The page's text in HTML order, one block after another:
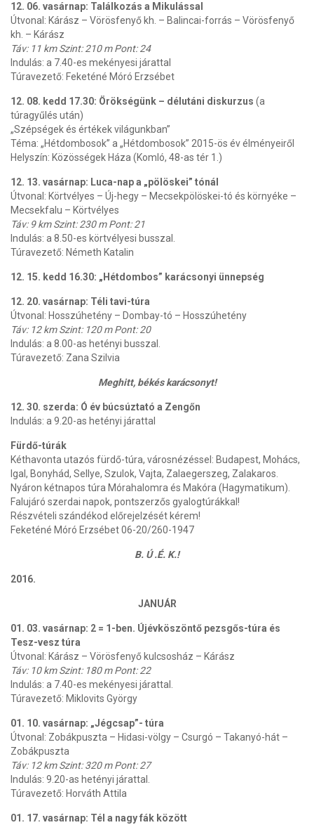
12. 06. vasárnap: Találkozás a Mikulással
Útvonal: Kárász – Vörösfenyő kh. – Balincai-forrás – Vörösfenyő
kh. – Kárász
Táv: 11 km Szint: 210 m Pont: 24
Indulás: a 7.40-es mekényesi járattal
Túravezető: Feketéné Móró Erzsébet
12. 08. kedd 17.30: Örökségünk – délutáni diskurzus (a
túragyűlés után)
„Szépségek és értékek világunkban”
Téma: „Hétdombosok” a „Hétdombosok” 2015-ös év élményeiről
Helyszín: Közösségek Háza (Komló, 48-as tér 1.)
12. 13. vasárnap: Luca-nap a „pölöskei” tónál
Útvonal: Körtvélyes – Új-hegy – Mecsekpölöskei-tó és környéke –
Mecsekfalu – Körtvélyes
Táv: 9 km Szint: 230 m Pont: 21
Indulás: a 8.50-es körtvélyesi busszal.
Túravezető: Németh Katalin
12. 15. kedd 16.30: „Hétdombos” karácsonyi ünnepség
12. 20. vasárnap: Téli tavi-túra
Útvonal: Hosszúhetény – Dombay-tó – Hosszúhetény
Táv: 12 km Szint: 120 m Pont: 20
Indulás: a 8.00-as hetényi busszal.
Túravezető: Zana Szilvia
Meghitt, békés karácsonyt!
12. 30. szerda: Ó év búcsúztató a Zengőn
Indulás: a 9.20-as hetényi járattal
Fürdő-túrák
Kéthavonta utazós fürdő-túra, városnézéssel: Budapest, Mohács,
Igal, Bonyhád, Sellye, Szulok, Vajta, Zalaegerszeg, Zalakaros.
Nyáron kétnapos túra Mórahalomra és Makóra (Hagymatikum).
Falujáró szerdai napok, pontszerzős gyalogtúrákkal!
Részvételi szándékod előrejelzését kérem!
Feketéné Móró Erzsébet 06-20/260-1947
B. Ú .É. K.!
2016.
JANUÁR
01. 03. vasárnap: 2 = 1-ben. Újévköszöntő pezsgős-túra és
Tesz-vesz túra
Útvonal: Kárász – Vörösfenyő kulcsosház – Kárász
Táv: 10 km Szint: 180 m Pont: 22
Indulás: a 7.40-es mekényesi járattal.
Túravezető: Miklovits György
01. 10. vasárnap: „Jégcsap”- túra
Útvonal: Zobákpuszta – Hidasi-völgy – Csurgó – Takanyó-hát –
Zobákpuszta
Táv: 12 km Szint: 320 m Pont: 27
Indulás: 9.20-as hetényi járattal.
Túravezető: Horváth Attila
01. 17. vasárnap: Tél a nagy fák között